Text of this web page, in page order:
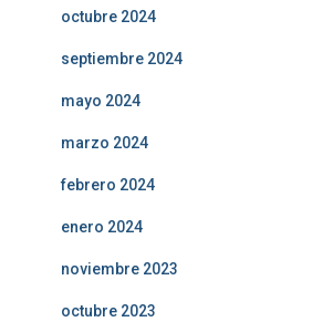
octubre 2024
septiembre 2024
mayo 2024
marzo 2024
febrero 2024
enero 2024
noviembre 2023
octubre 2023